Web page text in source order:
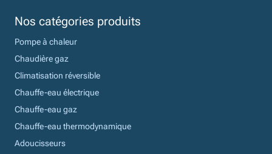
Nos catégories produits
Pompe à chaleur
Chaudière gaz
Climatisation réversible
Chauffe-eau électrique
Chauffe-eau gaz
Chauffe-eau thermodynamique
Adoucisseurs